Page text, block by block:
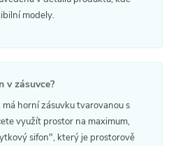
modely.
v zásuvce?
horní zásuvku tvarovanou s
využít prostor na maximum,
sifon", který je prostorově